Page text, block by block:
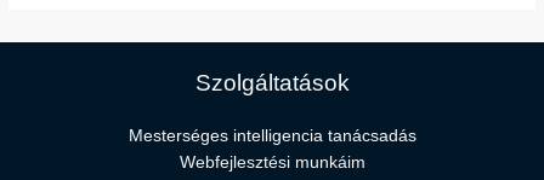
Szolgáltatások
Mesterséges intelligencia tanácsadás​
Webfejlesztési munkáim